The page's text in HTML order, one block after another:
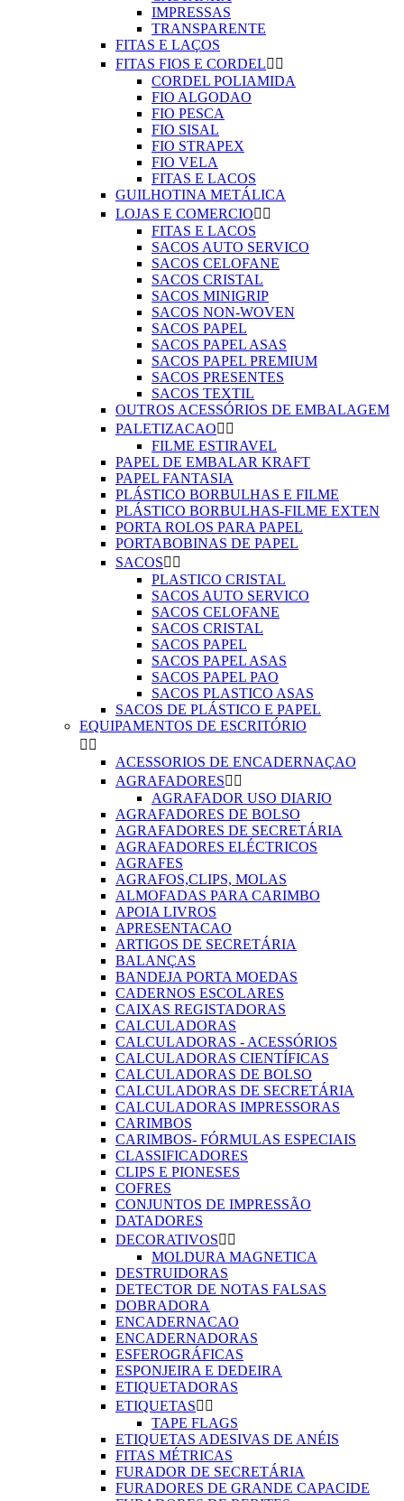
IMPRESSAS
TRANSPARENTE
FITAS E LAÇOS
FITAS FIOS E CORDEL 
CORDEL POLIAMIDA
FIO ALGODAO
FIO PESCA
FIO SISAL
FIO STRAPEX
FIO VELA
FITAS E LACOS
GUILHOTINA METÁLICA
LOJAS E COMERCIO 
FITAS E LACOS
SACOS AUTO SERVICO
SACOS CELOFANE
SACOS CRISTAL
SACOS MINIGRIP
SACOS NON-WOVEN
SACOS PAPEL
SACOS PAPEL ASAS
SACOS PAPEL PREMIUM
SACOS PRESENTES
SACOS TEXTIL
OUTROS ACESSÓRIOS DE EMBALAGEM
PALETIZACAO 
FILME ESTIRAVEL
PAPEL DE EMBALAR KRAFT
PAPEL FANTASIA
PLÁSTICO BORBULHAS E FILME
PLÁSTICO BORBULHAS-FILME EXTEN
PORTA ROLOS PARA PAPEL
PORTABOBINAS DE PAPEL
SACOS 
PLASTICO CRISTAL
SACOS AUTO SERVICO
SACOS CELOFANE
SACOS CRISTAL
SACOS PAPEL
SACOS PAPEL ASAS
SACOS PAPEL PAO
SACOS PLASTICO ASAS
SACOS DE PLÁSTICO E PAPEL
EQUIPAMENTOS DE ESCRITÓRIO
 
ACESSORIOS DE ENCADERNAÇAO
AGRAFADORES 
AGRAFADOR USO DIARIO
AGRAFADORES DE BOLSO
AGRAFADORES DE SECRETÁRIA
AGRAFADORES ELÉCTRICOS
AGRAFES
AGRAFOS,CLIPS, MOLAS
ALMOFADAS PARA CARIMBO
APOIA LIVROS
APRESENTACAO
ARTIGOS DE SECRETÁRIA
BALANÇAS
BANDEJA PORTA MOEDAS
CADERNOS ESCOLARES
CAIXAS REGISTADORAS
CALCULADORAS
CALCULADORAS - ACESSÓRIOS
CALCULADORAS CIENTÍFICAS
CALCULADORAS DE BOLSO
CALCULADORAS DE SECRETÁRIA
CALCULADORAS IMPRESSORAS
CARIMBOS
CARIMBOS- FÓRMULAS ESPECIAIS
CLASSIFICADORES
CLIPS E PIONESES
COFRES
CONJUNTOS DE IMPRESSÃO
DATADORES
DECORATIVOS 
MOLDURA MAGNETICA
DESTRUIDORAS
DETECTOR DE NOTAS FALSAS
DOBRADORA
ENCADERNACAO
ENCADERNADORAS
ESFEROGRÁFICAS
ESPONJEIRA E DEDEIRA
ETIQUETADORAS
ETIQUETAS 
TAPE FLAGS
ETIQUETAS ADESIVAS DE ANÉIS
FITAS MÉTRICAS
FURADOR DE SECRETÁRIA
FURADORES DE GRANDE CAPACIDE